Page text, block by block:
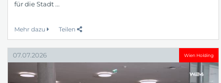
für die Stadt ...
Mehr dazu Teilen
07.07.2026 Wien Holding